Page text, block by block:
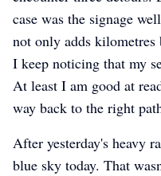
case was the signage
not only adds
I keep noticing that my
At least I am good at
way back to the right
After yesterday's heavy
blue sky today. That